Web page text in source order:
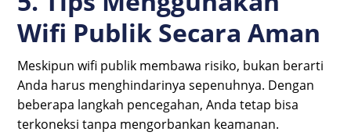
Wifi Publik Secara Aman
Meskipun wifi publik membawa risiko, bukan berarti
Anda harus menghindarinya sepenuhnya. Dengan
beberapa langkah pencegahan, Anda tetap bisa
terkoneksi tanpa mengorbankan keamanan.